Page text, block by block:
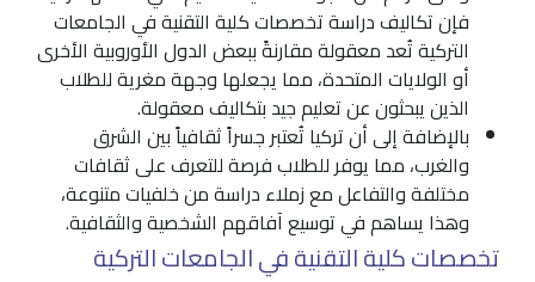
فإن تكاليف دراسة تخصصات كلية التقنية في الجامعات
التركية تُعد معقولة مقارنةً ببعض الدول الأوروبية الأخرى
أو الولايات المتحدة، مما يجعلها وجهة مغرية للطلاب
الذين يبحثون عن تعليم جيد بتكاليف معقولة.
بالإضافة إلى أن تركيا تُعتبر جسراً ثقافياً بين الشرق
والغرب، مما يوفر للطلاب فرصة للتعرف على ثقافات
مختلفة والتفاعل مع زملاء دراسة من خلفيات متنوعة،
وهذا يساهم في توسيع آفاقهم الشخصية والثقافية.
تخصصات كلية التقنية في الجامعات التركية